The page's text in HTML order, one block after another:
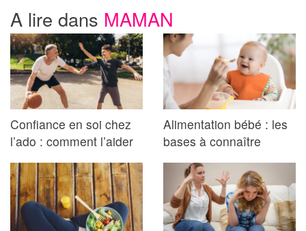
A lire dans MAMAN
Confiance en soi chez
l’ado : comment l’aider
Alimentation bébé : les
bases à connaître